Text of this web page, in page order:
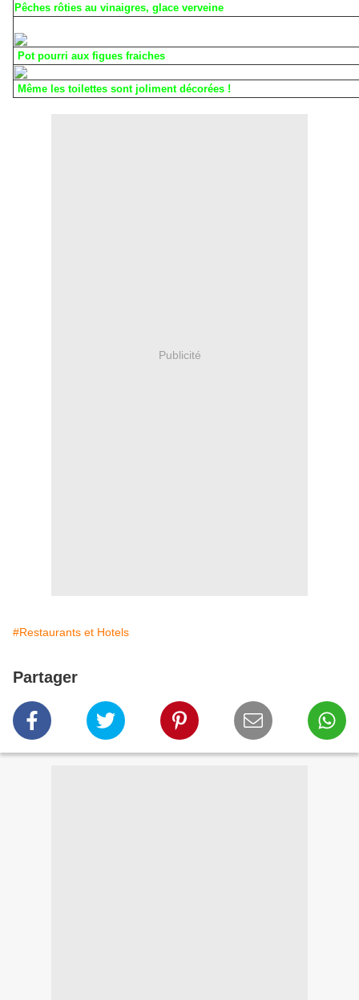
Pêches rôties au vinaigres, glace verveine
Pot pourri aux figues fraiches
Même les toilettes sont joliment décorées !
Publicité
#Restaurants et Hotels
Partager